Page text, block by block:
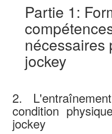
Partie 1:
nécessaires
jockey
2.
condition
jockey